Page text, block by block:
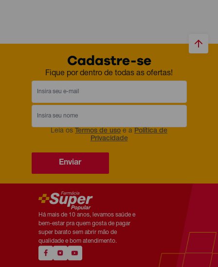
Cadastre-se
Fique por dentro de todas as ofertas!
Leia os Termos de uso e a Política de
Privacidade
Enviar
Há mais de 10 anos, levamos saúde e
bem-estar pra quem gosta de pagar
super barato sem abrir mão de
qualidade e bom atendimento.